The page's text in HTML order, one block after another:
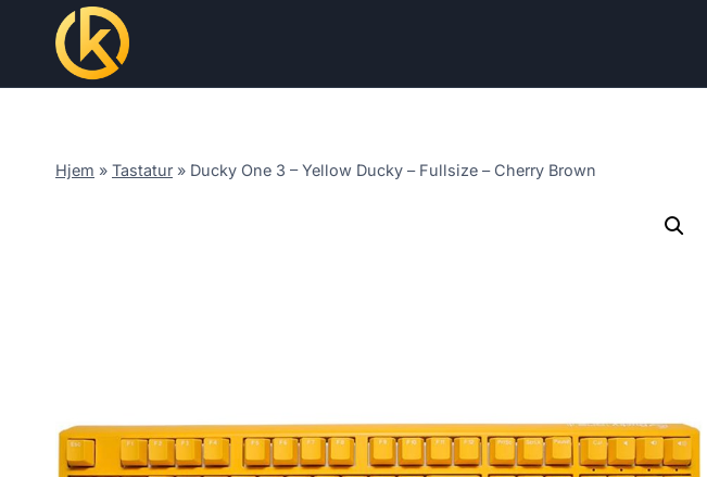
content
Hjem » Tastatur » Ducky One 3 – Yellow Ducky – Fullsize – Cherry Brown